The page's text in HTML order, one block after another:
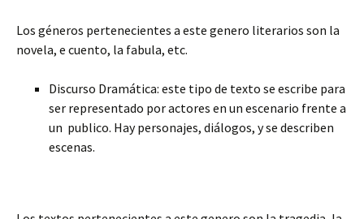
Los géneros pertenecientes a este genero literarios son la
novela, e cuento, la fabula, etc.
Discurso Dramática: este tipo de texto se escribe para
ser representado por actores en un escenario frente a
un publico. Hay personajes, diálogos, y se describen
escenas.